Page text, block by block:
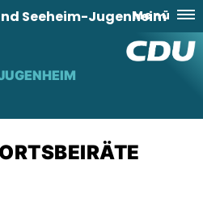
Seeheim-Jugenheim
Menü